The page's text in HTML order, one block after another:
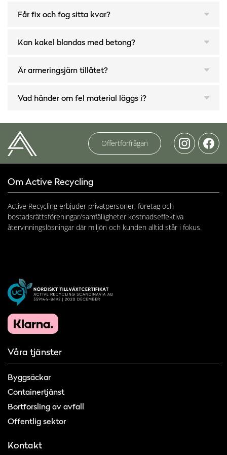
Får fix och fog sitta kvar?
Kan kakel blandas med betong?
Är armeringsjärn tillåtet?
Vad händer om fel material läggs i?
Offertförfrågan
Om Active Recycling
Active Recycling erbjuder privatpersoner, företag och
bostadsrättsföreningar/samfälligheter kostnadseffektiva
återvinningslösningar där miljön och kunden alltid står i fokus.
Våra tjänster
Byggsäckar
Containertjänst
Bortforsling av avfall
Offentlig sektor
Kontakt